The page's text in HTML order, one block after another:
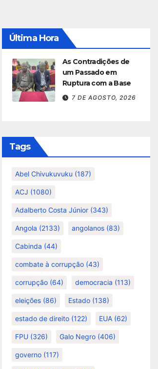
Última Hora
As Contradições de
um Passado em
Ruptura com a Base
7 DE AGOSTO, 2026
Tags
Abel Chivukuvuku (187)
ACJ (1080)
Adalberto Costa Júnior (343)
Angola (2133) angolanos (83)
Cabinda (44)
combate à corrupção (43)
corrupção (64) democracia (113)
eleições (86) Estado (138)
estado de direito (122) EUA (62)
FPU (326) Galo Negro (406)
governo (117)